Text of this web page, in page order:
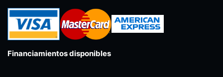
Financiamientos disponibles